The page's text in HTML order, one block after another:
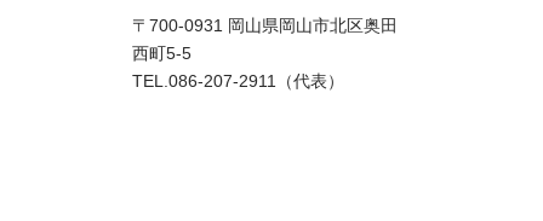
〒700-0931 岡山県岡山市北区奥田
西町5-5
TEL.086-207-2911（代表）